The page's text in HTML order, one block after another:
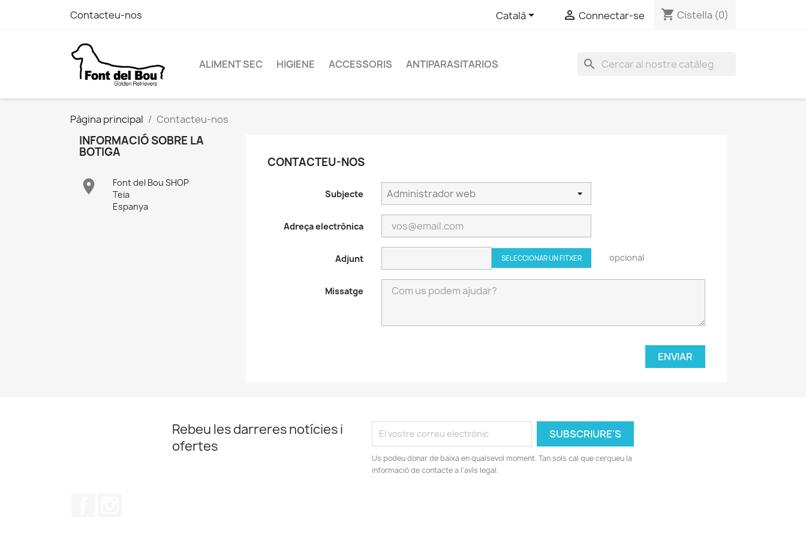
Contacteu-nos Català  Connectar-se shopping_cart Cistella (0)
ALIMENT SEC HIGIENE ACCESSORIS ANTIPARASITARIOS search
Pàgina principal Contacteu-nos
INFORMACIÓ SOBRE LA
BOTIGA

Font del Bou SHOP
Teia
Espanya
CONTACTEU-NOS
Subjecte
Adreça electrònica
Adjunt SELECCIONAR UN FITXER opcional
Missatge
Rebeu les darreres notícies i
ofertes
Us podeu donar de baixa en qualsevol moment. Tan sols cal que cerqueu la
informació de contacte a l'avís legal.